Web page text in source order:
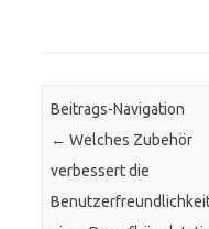
Beitrags-Navigation
← Welches Zubehör
verbessert die